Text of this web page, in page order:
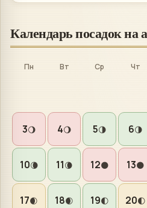
Календарь посадок на
Пн Вт Ср Чт
3🌖 4🌖 5🌗 6🌗
10🌘 11🌘 12🌑 13🌑
17🌒 18🌒 19🌓 20🌓